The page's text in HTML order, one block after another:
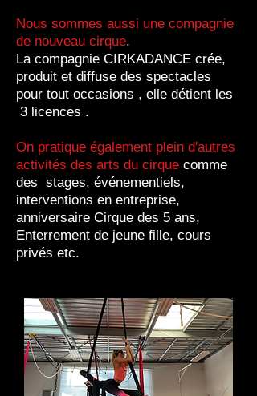
Nous sommes aussi une compagnie
de nouveau cirque.
La compagnie CIRKADANCE crée,
produit et diffuse des spectacles
pour tout occasions , elle détient les
3 licences .
On pratique également plein d'autres
activités des arts du cirque comme
des stages, événementiels,
interventions en entreprise,
anniversaire Cirque des 5 ans,
Enterrement de jeune fille, cours
privés etc.